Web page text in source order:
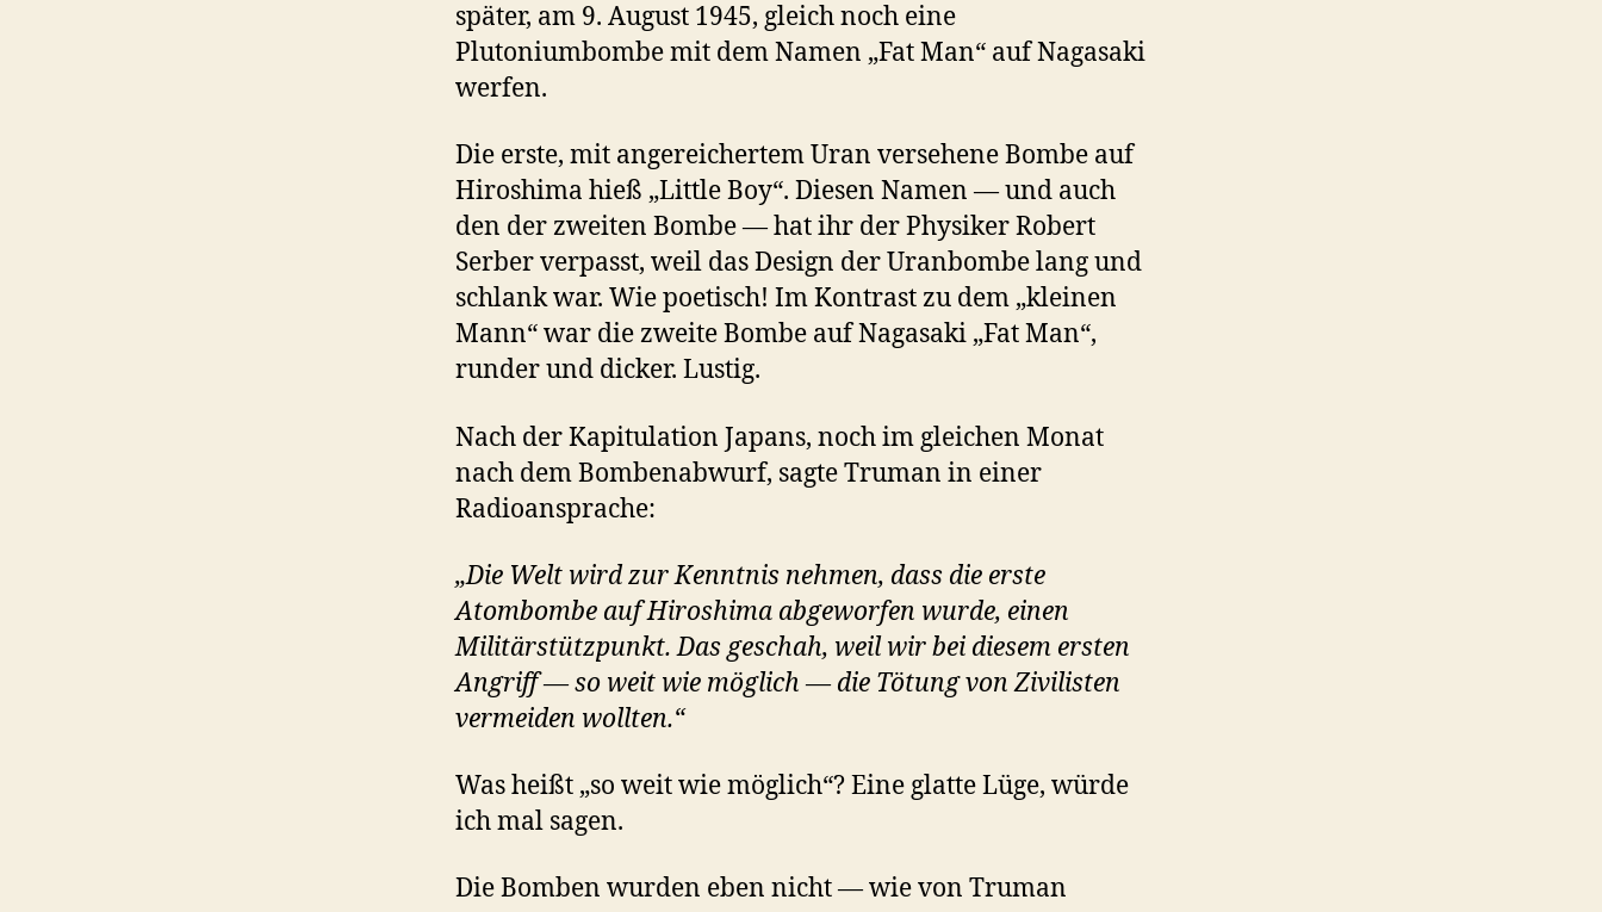
später, am 9. August 1945, gleich noch eine
Plutoniumbombe mit dem Namen „Fat Man“ auf Nagasaki
werfen.
Die erste, mit angereichertem Uran versehene Bombe auf
Hiroshima hieß „Little Boy“. Diesen Namen — und auch
den der zweiten Bombe — hat ihr der Physiker Robert
Serber verpasst, weil das Design der Uranbombe lang und
schlank war. Wie poetisch! Im Kontrast zu dem „kleinen
Mann“ war die zweite Bombe auf Nagasaki „Fat Man“,
runder und dicker. Lustig.
Nach der Kapitulation Japans, noch im gleichen Monat
nach dem Bombenabwurf, sagte Truman in einer
Radioansprache:
„Die Welt wird zur Kenntnis nehmen, dass die erste
Atombombe auf Hiroshima abgeworfen wurde, einen
Militärstützpunkt. Das geschah, weil wir bei diesem ersten
Angriff — so weit wie möglich — die Tötung von Zivilisten
vermeiden wollten.“
Was heißt „so weit wie möglich“? Eine glatte Lüge, würde
ich mal sagen.
Die Bomben wurden eben nicht — wie von Truman